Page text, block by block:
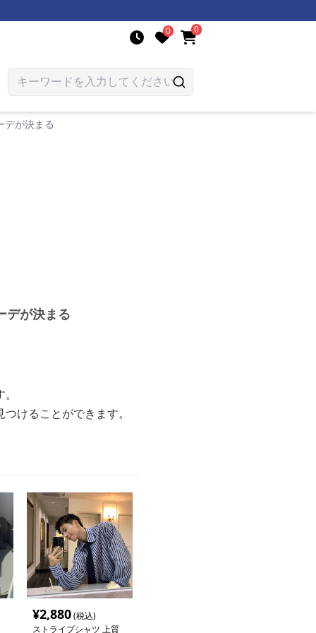
0 0
デが決まる
デが決まる
けることができます。
¥2,880(税込)
ストライプシャツ 上質